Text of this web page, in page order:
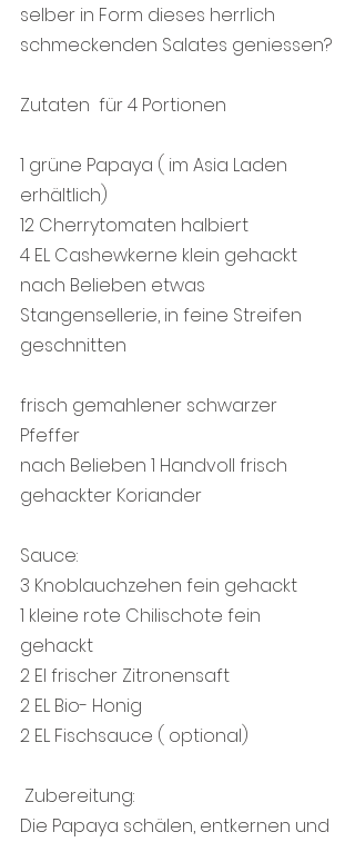
selber in Form dieses herrlich
schmeckenden Salates geniessen?
Zutaten  für 4 Portionen
1 grüne Papaya ( im Asia Laden
erhältlich)
12 Cherrytomaten halbiert
4 EL Cashewkerne klein gehackt
nach Belieben etwas
Stangensellerie, in feine Streifen
geschnitten
frisch gemahlener schwarzer
Pfeffer
nach Belieben 1 Handvoll frisch
gehackter Koriander
Sauce:
3 Knoblauchzehen fein gehackt
1 kleine rote Chilischote fein
gehackt
2 El frischer Zitronensaft
2 EL Bio- Honig
2 EL Fischsauce ( optional)
Zubereitung:
Die Papaya schälen, entkernen und